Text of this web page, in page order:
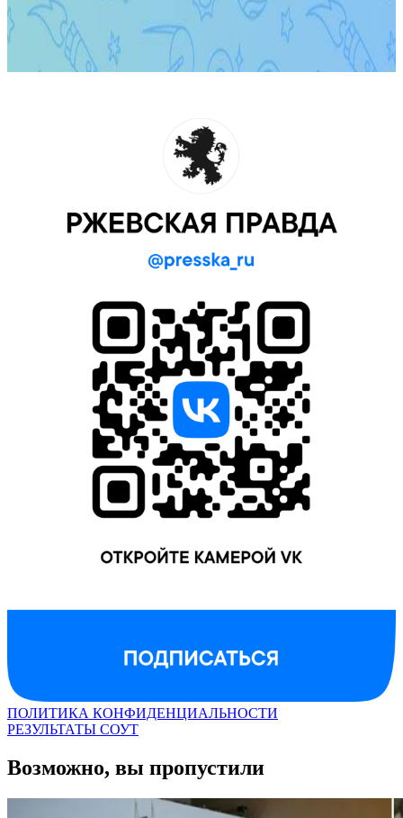
ПОЛИТИКА КОНФИДЕНЦИАЛЬНОСТИ
РЕЗУЛЬТАТЫ СОУТ
Возможно, вы пропустили